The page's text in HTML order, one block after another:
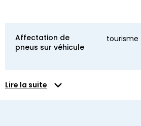
Affectation de
pneus sur véhicule
tourisme
Lire la suite